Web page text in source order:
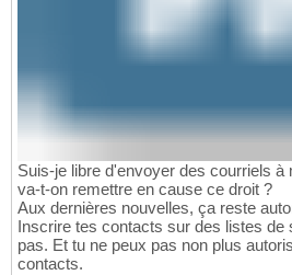
Suis-je libre d'envoyer des courriels à
va-t-on remettre en cause ce droit ?
Aux dernières nouvelles, ça reste
Inscrire tes contacts sur des listes de
pas. Et tu ne peux pas non plus
contacts.